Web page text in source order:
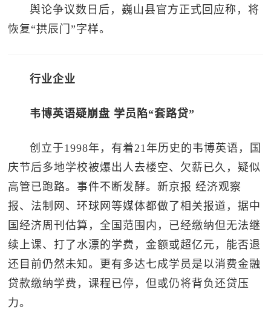
舆论争议数日后，巍山县官方正式回应称，将
恢复“拱辰门”字样。
行业企业
韦博英语疑崩盘 学员陷“套路贷”
创立于1998年，有着21年历史的韦博英语，国
庆节后多地学校被爆出人去楼空、欠薪已久，疑似
高管已跑路。事件不断发酵。新京报 经济观察
报、法制网、环球网等媒体都做了相关报道，据中
国经济周刊估算，全国范围内，已经缴纳但无法继
续上课、打了水漂的学费，金额或超亿元，能否退
还目前仍然未知。更有多达七成学员是以消费金融
贷款缴纳学费，课程已停，但或仍将背负还贷压
力。